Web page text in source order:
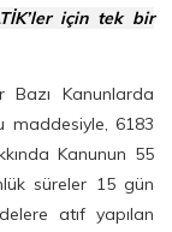
için tek bir
Bazı Kanunlarda
maddesiyle, 6183
Kanunun 55
süreler 15 gün
atıf yapılan